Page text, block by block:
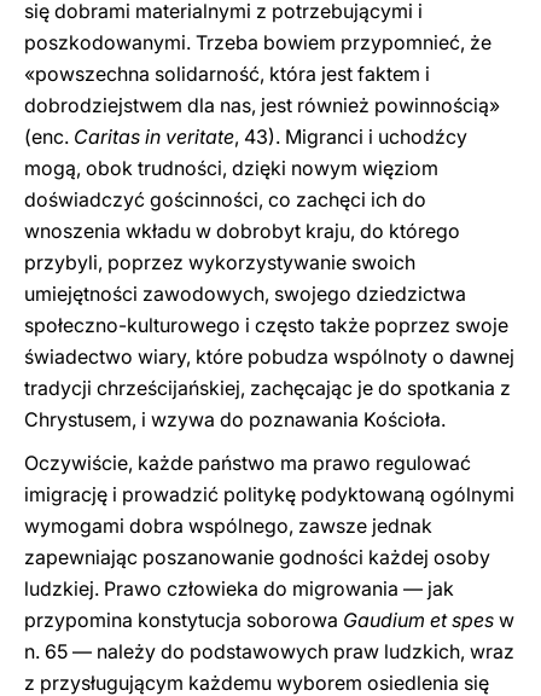
się dobrami materialnymi z potrzebującymi i
poszkodowanymi. Trzeba bowiem przypomnieć, że
«powszechna solidarność, która jest faktem i
dobrodziejstwem dla nas, jest również powinnością»
(enc. Caritas in veritate, 43). Migranci i uchodźcy
mogą, obok trudności, dzięki nowym więziom
doświadczyć gościnności, co zachęci ich do
wnoszenia wkładu w dobrobyt kraju, do którego
przybyli, poprzez wykorzystywanie swoich
umiejętności zawodowych, swojego dziedzictwa
społeczno-kulturowego i często także poprzez swoje
świadectwo wiary, które pobudza wspólnoty o dawnej
tradycji chrześcijańskiej, zachęcając je do spotkania z
Chrystusem, i wzywa do poznawania Kościoła.
Oczywiście, każde państwo ma prawo regulować
imigrację i prowadzić politykę podyktowaną ogólnymi
wymogami dobra wspólnego, zawsze jednak
zapewniając poszanowanie godności każdej osoby
ludzkiej. Prawo człowieka do migrowania — jak
przypomina konstytucja soborowa Gaudium et spes w
n. 65 — należy do podstawowych praw ludzkich, wraz
z przysługującym każdemu wyborem osiedlenia się